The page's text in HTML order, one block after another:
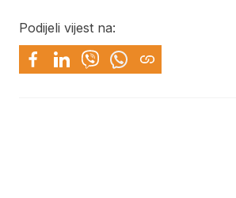
Podijeli vijest na: